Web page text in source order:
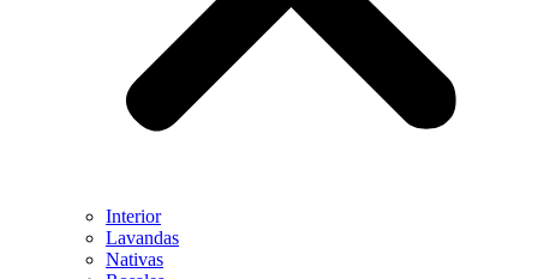
Interior
Lavandas
Nativas